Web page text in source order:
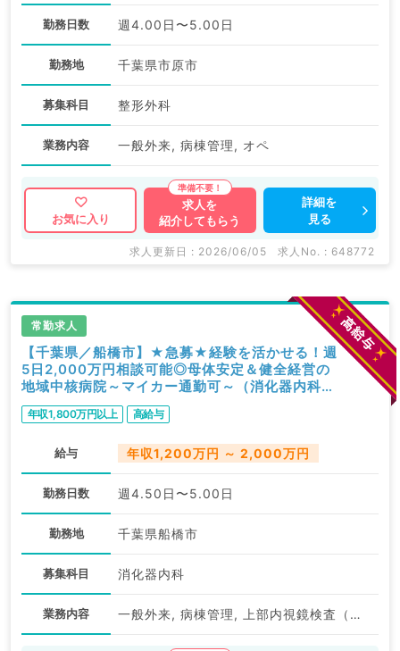
勤務日数 週4.00日〜5.00日
勤務地 千葉県市原市
募集科目 整形外科
業務内容 一般外来, 病棟管理, オペ
お気に入り
求人を
紹介してもらう
詳細を
見る
求人更新日 : 2026/06/05 求人No. : 648772
常勤求人
【千葉県／船橋市】★急募★経験を活かせる！週
5日2,000万円相談可能◎母体安定＆健全経営の
地域中核病院～マイカー通勤可～（消化器内科／
常勤）
年収1,800万円以上 高給与
給与 年収1,200万円 ～ 2,000万円
勤務日数 週4.50日〜5.00日
勤務地 千葉県船橋市
募集科目 消化器内科
業務内容 一般外来, 病棟管理, 上部内視鏡検査（ＧＦ）, 下部内視鏡検査（ＣＦ）